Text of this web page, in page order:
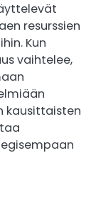
resurssien
Kun
vaihtelee,
kausittaisten